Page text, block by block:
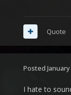
Quote
Posted
I hate to